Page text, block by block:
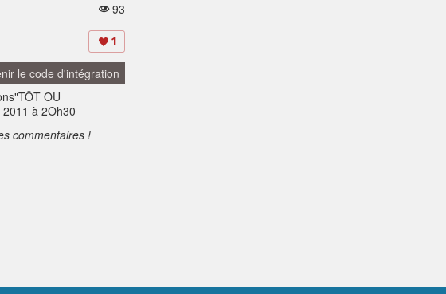
u
e
s:
93
1
le code d'intégration
OU
à 2Oh30
commentaires !